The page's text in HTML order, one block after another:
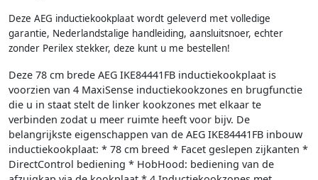
Deze AEG inductiekookplaat wordt geleverd met volledige
garantie, Nederlandstalige handleiding, aansluitsnoer, echter
zonder Perilex stekker, deze kunt u me bestellen!
Deze 78 cm brede AEG IKE84441FB inductiekookplaat is
voorzien van 4 MaxiSense inductiekookzones en brugfunctie
die u in staat stelt de linker kookzones met elkaar te
verbinden zodat u meer ruimte heeft voor bijv. De
belangrijkste eigenschappen van de AEG IKE84441FB inbouw
inductiekookplaat: * 78 cm breed * Facet geslepen zijkanten *
DirectControl bediening * HobHood: bediening van de